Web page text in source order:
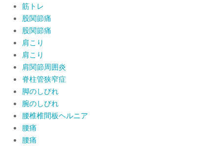
筋トレ
股関節痛
股関節痛
肩こり
肩こり
肩関節周囲炎
脊柱管狭窄症
脚のしびれ
腕のしびれ
腰椎椎間板ヘルニア
腰痛
腰痛